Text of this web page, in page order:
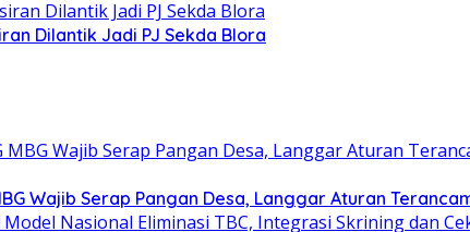
Dilantik Jadi PJ Sekda Blora
Wajib Serap Pangan Desa, Langgar Aturan